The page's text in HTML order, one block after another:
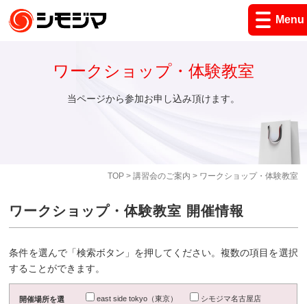
Menu
TOP> 講習会のご案内 > ワークショップ・体験教室
ワークショップ・体験教室
当ページから参加お申し込み頂けます。
ワークショップ・体験教室 開催情報
条件を選んで「検索ボタン」を押してください。複数の項目を選択
することができます。
開催場所を選
east side tokyo（東京）
シモジマ名古屋店